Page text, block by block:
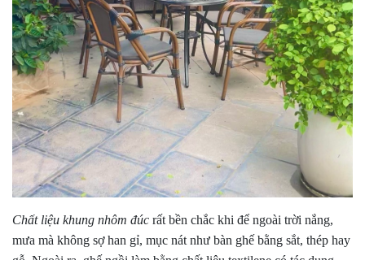
Chất liệu khung nhôm đúc rất bền chắc khi để ngoài trời nắng,
mưa mà không sợ han gỉ, mục nát như bàn ghế bằng sắt, thép hay